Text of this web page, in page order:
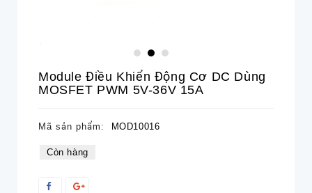
Module Điều Khiển Động Cơ DC Dùng
MOSFET PWM 5V-36V 15A
Mã sản phẩm: MOD10016
Còn hàng